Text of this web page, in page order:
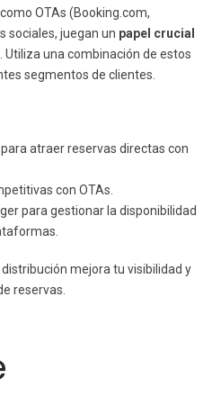
OTAs (Booking.com,
sociales, juegan un papel crucial
una combinación de estos
segmentos de clientes.
atraer reservas directas con
con OTAs.
para gestionar la disponibilidad
mejora tu visibilidad y
reservas.